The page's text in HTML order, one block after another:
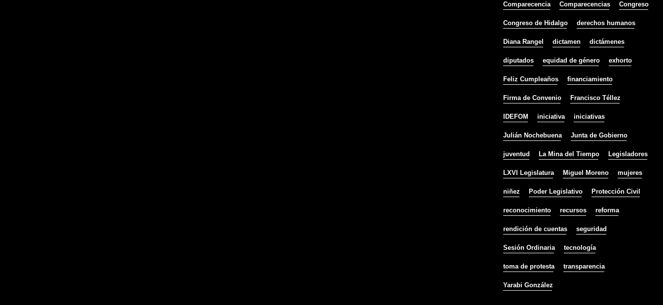
Comparecencia Comparecencias Congreso
Congreso de Hidalgo derechos humanos
Diana Rangel dictamen dictámenes
diputados equidad de género exhorto
Feliz Cumpleaños financiamiento
Firma de Convenio Francisco Téllez
IDEFOM iniciativa iniciativas
Julián Nochebuena Junta de Gobierno
juventud La Mina del Tiempo Legisladores
LXVI Legislatura Miguel Moreno mujeres
niñez Poder Legislativo Protección Civil
reconocimiento recursos reforma
rendición de cuentas seguridad
Sesión Ordinaria tecnología
toma de protesta transparencia
Yarabi González